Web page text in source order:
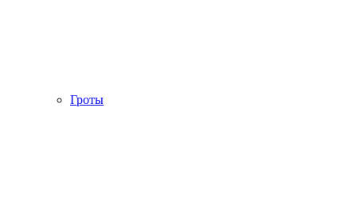
Гроты